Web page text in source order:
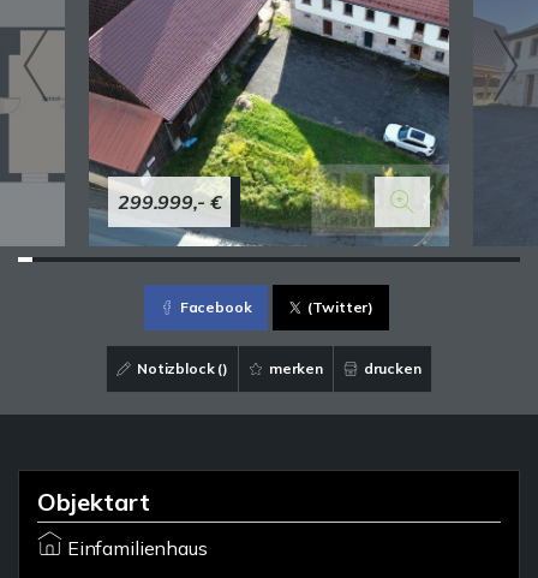
299.999,- €
Facebook (Twitter)
Notizblock () merken drucken
Objektart
Einfamilienhaus